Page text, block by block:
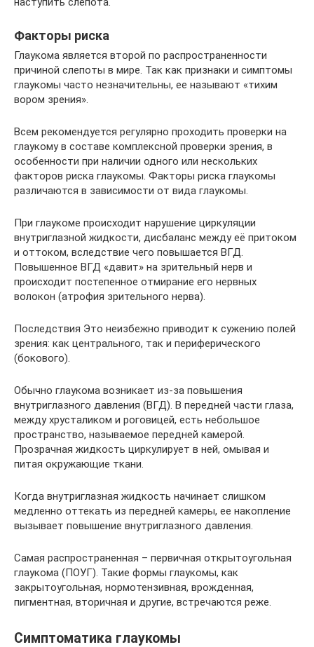
Факторы риска
Глаукома является второй по распространенности
причиной слепоты в мире. Так как признаки и симптомы
глаукомы часто незначительны, ее называют «тихим
вором зрения».
Всем рекомендуется регулярно проходить проверки на
глаукому в составе комплексной проверки зрения, в
особенности при наличии одного или нескольких
факторов риска глаукомы. Факторы риска глаукомы
различаются в зависимости от вида глаукомы.
При глаукоме происходит нарушение циркуляции
внутриглазной жидкости, дисбаланс между её притоком
и оттоком, вследствие чего повышается ВГД.
Повышенное ВГД «давит» на зрительный нерв и
происходит постепенное отмирание его нервных
волокон (атрофия зрительного нерва).
Последствия Это неизбежно приводит к сужению полей
зрения: как центрального, так и периферического
(бокового).
Обычно глаукома возникает из-за повышения
внутриглазного давления (ВГД). В передней части глаза,
между хрусталиком и роговицей, есть небольшое
пространство, называемое передней камерой.
Прозрачная жидкость циркулирует в ней, омывая и
питая окружающие ткани.
Когда внутриглазная жидкость начинает слишком
медленно оттекать из передней камеры, ее накопление
вызывает повышение внутриглазного давления.
Самая распространенная – первичная открытоугольная
глаукома (ПОУГ). Такие формы глаукомы, как
закрытоугольная, нормотензивная, врожденная,
пигментная, вторичная и другие, встречаются реже.
Симптоматика глаукомы